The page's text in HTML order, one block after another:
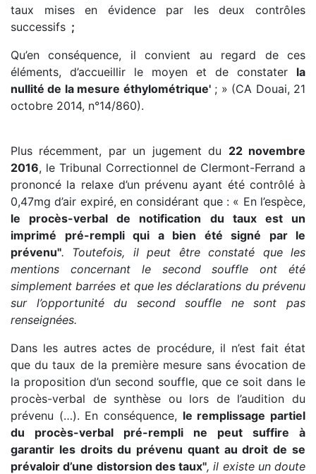
taux mises en évidence par les deux contrôles
successifs ;
Qu’en conséquence, il convient au regard de ces
éléments, d’accueillir le moyen et de constater la
nullité de la mesure éthylométrique'; » (CA Douai, 21
octobre 2014, n°14/860).
Plus récemment, par un jugement du 22 novembre
2016, le Tribunal Correctionnel de Clermont-Ferrand a
prononcé la relaxe d’un prévenu ayant été contrôlé à
0,47mg d’air expiré, en considérant que : « En l’espèce,
le procès-verbal de notification du taux est un
imprimé pré-rempli qui a bien été signé par le
prévenu''. Toutefois, il peut être constaté que les
mentions concernant le second souffle ont été
simplement barrées et que les déclarations du prévenu
sur l’opportunité du second souffle ne sont pas
renseignées.
Dans les autres actes de procédure, il n’est fait état
que du taux de la première mesure sans évocation de
la proposition d’un second souffle, que ce soit dans le
procès-verbal de synthèse ou lors de l’audition du
prévenu (…). En conséquence, le remplissage partiel
du procès-verbal pré-rempli ne peut suffire à
garantir les droits du prévenu quant au droit de se
prévaloir d’une distorsion des taux'', il existe un doute